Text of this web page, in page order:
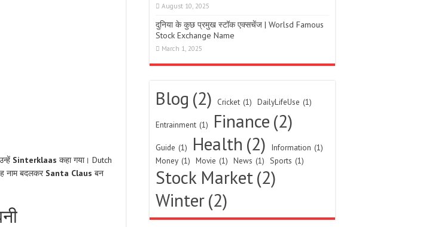
Sinterklaas कहा गया। Dutch
नाम बदलकर Santa Claus बन
August 10, 2025
दुनिया के कुछ प्रमुख स्टॉक एक्सचेंज | Worlsd Famous
Stock Exchange Name
March 1, 2025
Blog (2) Cricket (1) DailyLifeUse (1)
Entrainment (1) Finance (2)
Guide (1) Health (2) Information (1)
Money (1) Movie (1) News (1) Sports (1)
Stock Market(2)
Winter(2)